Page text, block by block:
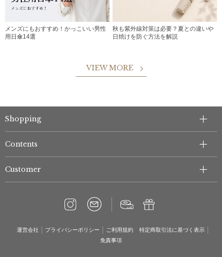
メンズにもおすすめ！かっこいい男性
用日傘14選
秋も紫外線対策は必要？夏との違いや
日焼けを防ぐ方法を解説
VIEW MORE
Shopping
Contents
Customer
運営会社 プライバシーポリシー ご利用規約
特定商取引法に基づく表示
免責事項